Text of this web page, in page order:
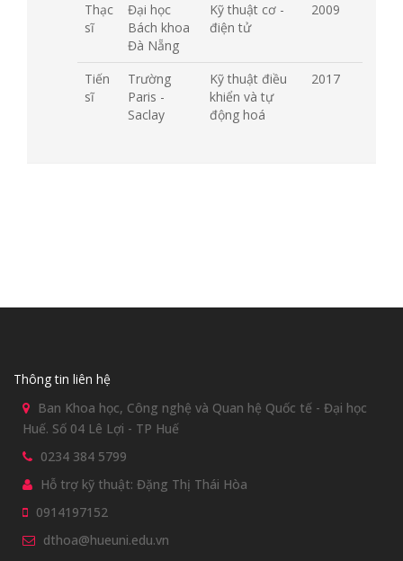
Thạc
sĩ
Đại học
Bách khoa
Đà Nẵng
Kỹ thuật cơ -
điện tử
2009
Tiến
sĩ
Trường
Paris -
Saclay
Kỹ thuật điều
khiển và tự
động hoá
2017
Thông tin liên hệ
Ban Khoa học, Công nghệ và Quan hệ Quốc tế - Đại học
Huế. Số 04 Lê Lợi - TP Huế
0234 384 5799
Hỗ trợ kỹ thuật: Đặng Thị Thái Hòa
0914197152
dthoa@hueuni.edu.vn